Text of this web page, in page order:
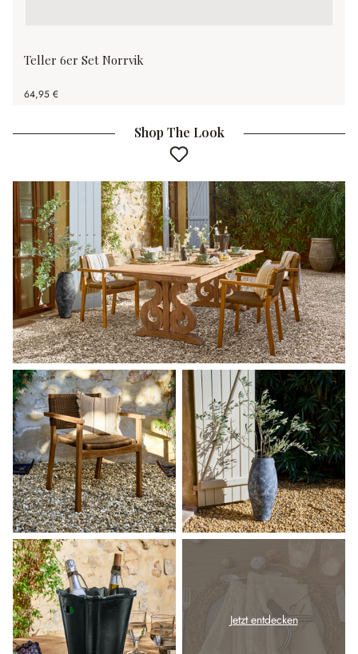
Teller 6er Set Norrvik
64,95 €
Shop The Look
Jetzt entdecken